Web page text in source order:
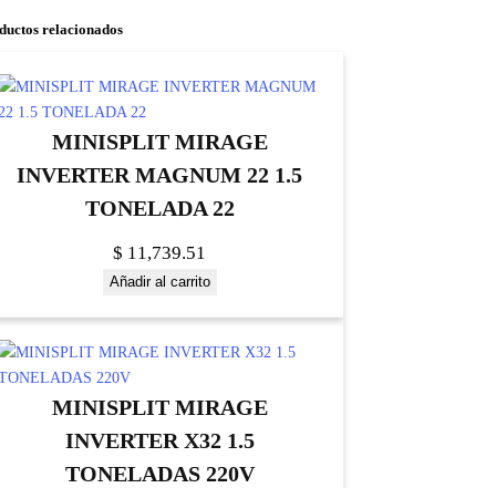
relacionados
MINISPLIT MIRAGE
INVERTER MAGNUM 22 1.5
TONELADA 22
$ 11,739.51
Añadir al carrito
MINISPLIT MIRAGE
INVERTER X32 1.5
TONELADAS 220V